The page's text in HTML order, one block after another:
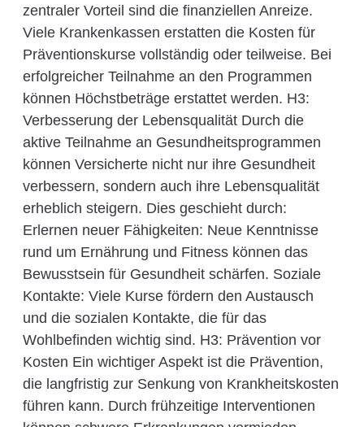
zentraler Vorteil sind die finanziellen Anreize.
Viele Krankenkassen erstatten die Kosten für
Präventionskurse vollständig oder teilweise. Bei
erfolgreicher Teilnahme an den Programmen
können Höchstbeträge erstattet werden. H3:
Verbesserung der Lebensqualität Durch die
aktive Teilnahme an Gesundheitsprogrammen
können Versicherte nicht nur ihre Gesundheit
verbessern, sondern auch ihre Lebensqualität
erheblich steigern. Dies geschieht durch:
Erlernen neuer Fähigkeiten: Neue Kenntnisse
rund um Ernährung und Fitness können das
Bewusstsein für Gesundheit schärfen. Soziale
Kontakte: Viele Kurse fördern den Austausch
und die sozialen Kontakte, die für das
Wohlbefinden wichtig sind. H3: Prävention vor
Kosten Ein wichtiger Aspekt ist die Prävention,
die langfristig zur Senkung von Krankheitskosten
führen kann. Durch frühzeitige Interventionen